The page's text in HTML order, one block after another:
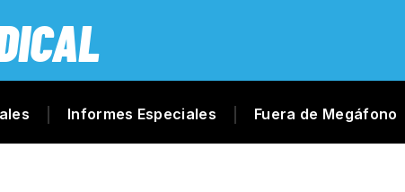
Informes Especiales Fuera de Megáfono